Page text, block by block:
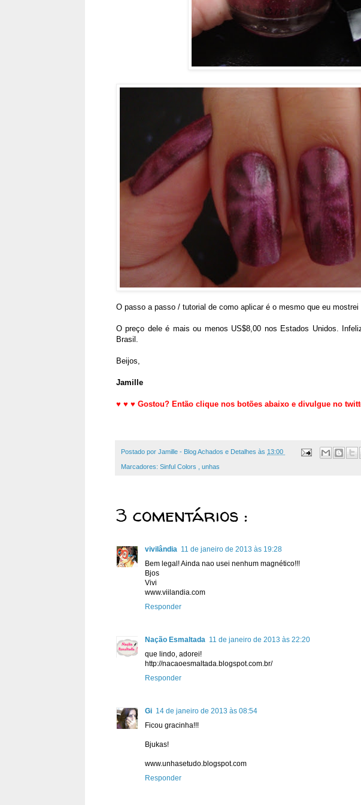
O passo a passo / tutorial de como aplicar é o mesmo que eu
O preço dele é mais ou menos US$8,00 nos Estados Unidos.
Brasil.
Beijos,
Jamille
♥ ♥ ♥ Gostou? Então clique nos botões abaixo e divulgue no
Postado por Jamille - Blog Achados e Detalhes às 13:00
Marcadores: Sinful Colors unhas
3 comentários :
vivilândia 11 de janeiro de 2013 às 19:28
Bem legal! Ainda nao usei nenhum magnético!!!
Bjos
Vivi
www.viilandia.com
Responder
Nação Esmaltada 11 de janeiro de 2013 às 22:20
que lindo, adorei!
http://nacaoesmaltada.blogspot.com.br/
Responder
Gi 14 de janeiro de 2013 às 08:54
Ficou gracinha!!!
Bjukas!
www.unhasetudo.blogspot.com
Responder